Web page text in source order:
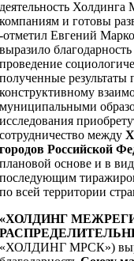
деятельность
компаниям и готовы
-отметил Евгений
выразило
проведение
полученные
конструктивному
муниципальными
исследования
сотрудничество между
городов Российской
плановой основе и в
последующим
по всей территории
«ХОЛДИНГ
«ХОЛДИНГ МРСК»)